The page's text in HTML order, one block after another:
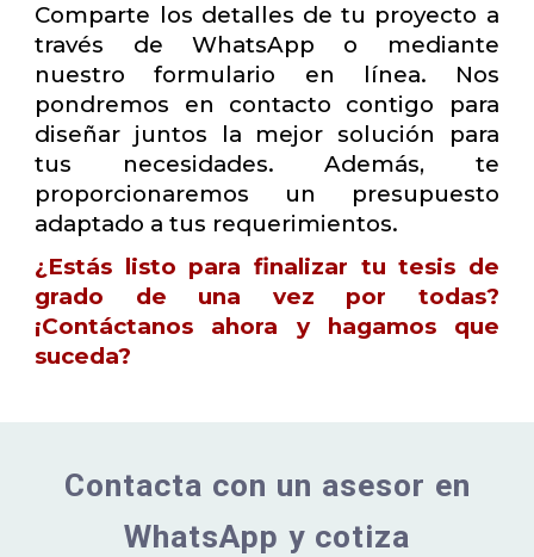
Comparte los detalles de tu proyecto a
través de WhatsApp o mediante
nuestro formulario en línea. Nos
pondremos en contacto contigo para
diseñar juntos la mejor solución para
tus necesidades. Además, te
proporcionaremos un presupuesto
adaptado a tus requerimientos.
¿Estás listo para finalizar tu tesis de
grado de una vez por todas?
¡Contáctanos ahora y hagamos que
suceda?
Contacta con un asesor en
WhatsApp y cotiza